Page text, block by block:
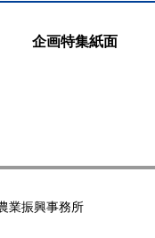
企画特集紙面
業振興事務所